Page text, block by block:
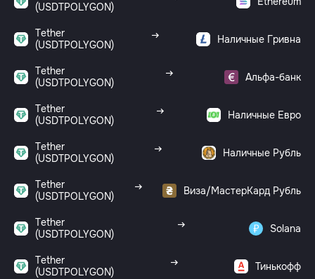
(USDTPOLYGON)
Tether
(USDTPOLYGON)
Наличные Гривна
Tether
(USDTPOLYGON)
Альфа-банк
Tether
(USDTPOLYGON)
Наличные Евро
Tether
(USDTPOLYGON)
Наличные Рубль
Tether
(USDTPOLYGON)
Виза/МастерКард Рубль
Tether
(USDTPOLYGON)
Solana
Tether
(USDTPOLYGON)
Тинькофф